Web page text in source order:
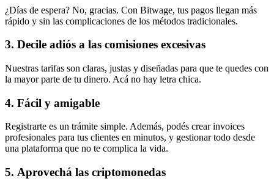
¿Días de espera? No, gracias. Con Bitwage, tus pagos llegan más
rápido y sin las complicaciones de los métodos tradicionales.
3. Decile adiós a las comisiones excesivas
Nuestras tarifas son claras, justas y diseñadas para que te quedes con
la mayor parte de tu dinero. Acá no hay letra chica.
4. Fácil y amigable
Registrarte es un trámite simple. Además, podés crear invoices
profesionales para tus clientes en minutos, y gestionar todo desde
una plataforma que no te complica la vida.
5. Aprovechá las criptomonedas